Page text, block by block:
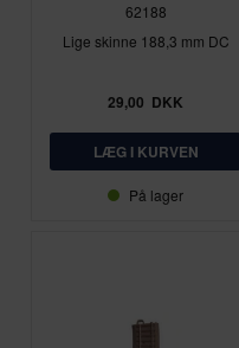
62188
Lige skinne 188,3 mm DC
29,00 DKK
På lager